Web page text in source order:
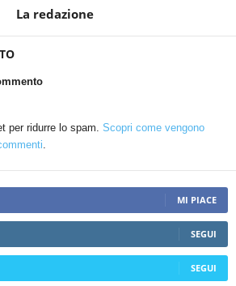
La redazione
per ridurre lo spam. Scopri come vengono
.
MI PIACE
SEGUI
SEGUI